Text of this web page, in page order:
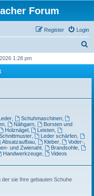
Forum
Login
Register
r
1:28 pm
, Schuhmaschinen,
Nähgarn,
Borsten und
Holznägel, Leisten
, Leder schärfen
Absatzaufbau, Kleber,
Voder-,
und Zwienaht, Brandsohle,
Handwerkzeuge,
Videos
der sie Ihre gebauten Schuhe